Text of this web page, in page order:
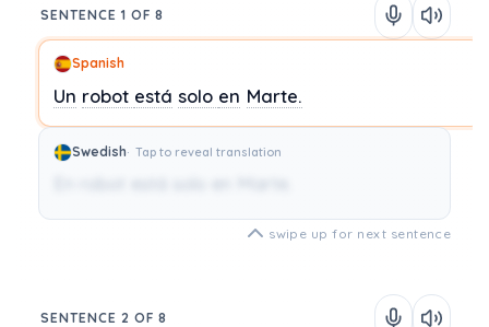
SENTENCE 1 OF 8
Spanish
Un robot está solo en Marte.
Swedish Tap to reveal translation
swipe up for next sentence
SENTENCE 2 OF 8